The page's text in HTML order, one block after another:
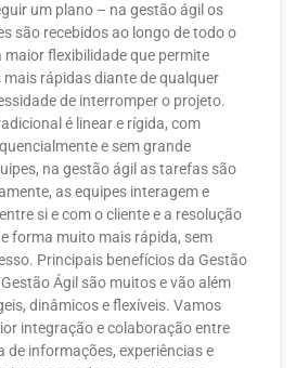
um plano – na gestão ágil os
são recebidos ao longo de todo o
maior flexibilidade que permite
rápidas diante de qualquer
de interromper o projeto.
é linear e rígida, com
e sem grande
na gestão ágil as tarefas são
as equipes interagem e
si e com o cliente e a resolução
forma muito mais rápida, sem
Principais benefícios da Gestão
Ágil são muitos e vão além
dinâmicos e flexíveis. Vamos
integração e colaboração entre
de informações, experiências e